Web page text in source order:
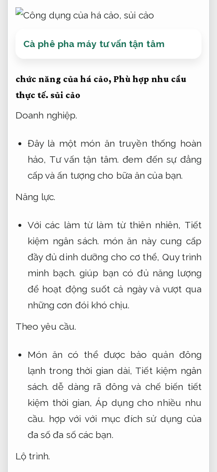
Cà phê pha máy tư vấn tận tâm
chức năng của há cảo, Phù hợp nhu cầu
thực tế. sủi cảo
Doanh nghiệp.
Đây là một món ăn truyền thống hoàn
hảo, Tư vấn tận tâm. đem đến sự đẳng
cấp và ấn tượng cho bữa ăn của bạn.
Năng lực.
Với các làm từ làm từ thiên nhiên, Tiết
kiệm ngân sách. món ăn này cung cấp
đầy đủ dinh dưỡng cho cơ thể, Quy trình
minh bạch. giúp bạn có đủ năng lượng
để hoạt động suốt cả ngày và vượt qua
những cơn đói khó chịu.
Theo yêu cầu.
Món ăn có thể được bảo quản đông
lạnh trong thời gian dài, Tiết kiệm ngân
sách. dễ dàng rã đông và chế biến tiết
kiệm thời gian,Áp dụng cho nhiều nhu
cầu. hợp với với mục đích sử dụng của
đa số đa số các bạn.
Lộ trình.